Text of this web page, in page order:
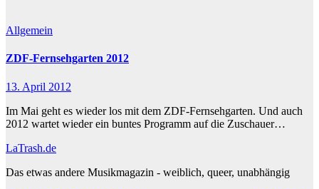
Allgemein
ZDF-Fernsehgarten 2012
13. April 2012
Im Mai geht es wieder los mit dem ZDF-Fernsehgarten. Und auch
2012 wartet wieder ein buntes Programm auf die Zuschauer…
LaTrash.de
Das etwas andere Musikmagazin - weiblich, queer, unabhängig